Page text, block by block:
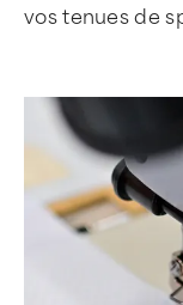
vos tenues de